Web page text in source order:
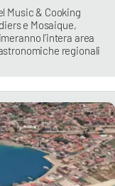
Music & Cooking
e Mosaique,
l’intera area
regionali